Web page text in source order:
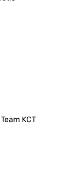
KCT